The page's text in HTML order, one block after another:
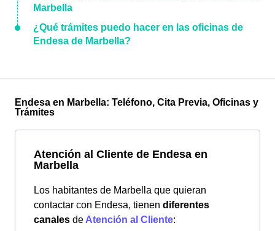
Marbella
¿Qué trámites puedo hacer en las oficinas de
Endesa de Marbella?
Endesa en Marbella: Teléfono, Cita Previa, Oficinas y
Trámites
Atención al Cliente de Endesa en
Marbella
Los habitantes de Marbella que quieran
contactar con Endesa, tienen diferentes
canales de Atención al Cliente: